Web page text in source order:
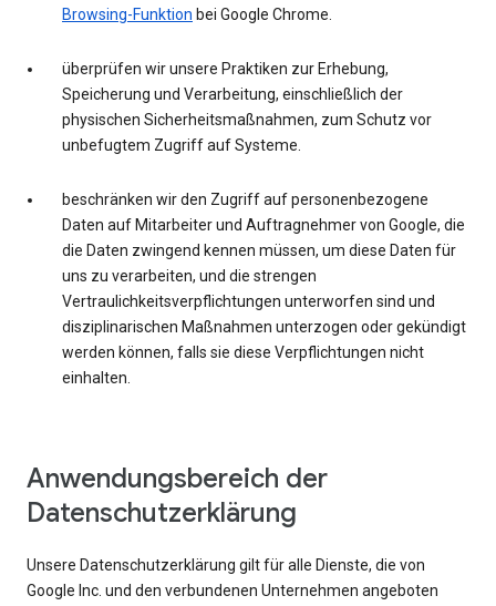
Browsing-Funktion bei Google Chrome.
überprüfen wir unsere Praktiken zur Erhebung,
Speicherung und Verarbeitung, einschließlich der
physischen Sicherheitsmaßnahmen, zum Schutz vor
unbefugtem Zugriff auf Systeme.
beschränken wir den Zugriff auf personenbezogene
Daten auf Mitarbeiter und Auftragnehmer von Google, die
die Daten zwingend kennen müssen, um diese Daten für
uns zu verarbeiten, und die strengen
Vertraulichkeitsverpflichtungen unterworfen sind und
disziplinarischen Maßnahmen unterzogen oder gekündigt
werden können, falls sie diese Verpflichtungen nicht
einhalten.
Anwendungsbereich der
Datenschutzerklärung
Unsere Datenschutzerklärung gilt für alle Dienste, die von
Google Inc. und den verbundenen Unternehmen angeboten